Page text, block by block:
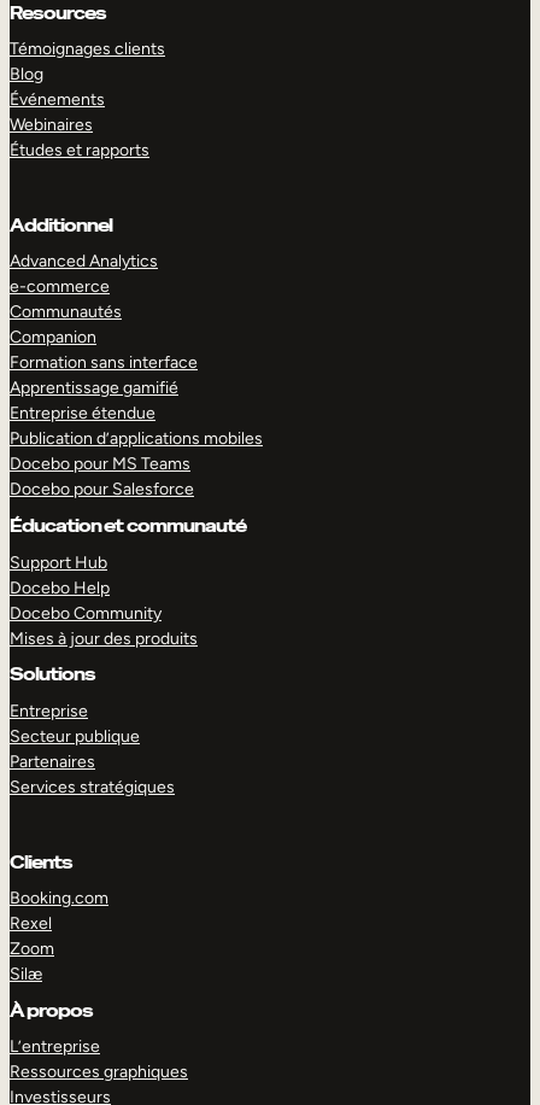
Resources
Témoignages clients
Blog
Événements
Webinaires
Études et rapports
Additionnel
Advanced Analytics
e-commerce
Communautés
Companion
Formation sans interface
Apprentissage gamifié
Entreprise étendue
Publication d’applications mobiles
Docebo pour MS Teams
Docebo pour Salesforce
Éducation et communauté
Support Hub
Docebo Help
Docebo Community
Mises à jour des produits
Solutions
Entreprise
Secteur publique
Partenaires
Services stratégiques
Clients
Booking.com
Rexel
Zoom
Silæ
À propos
L’entreprise
Ressources graphiques
Investisseurs